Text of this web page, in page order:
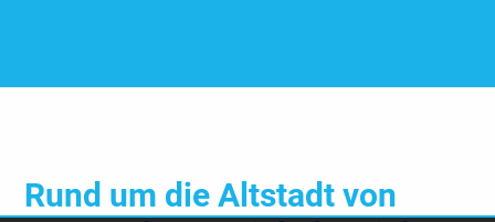
Rund um die Altstadt von